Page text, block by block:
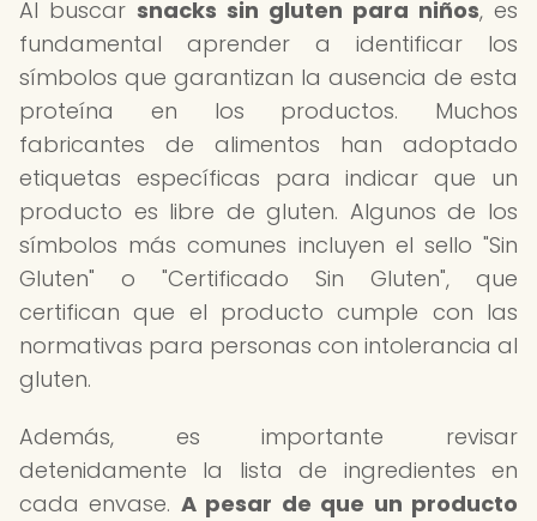
Al buscar snacks sin gluten para niños, es
fundamental aprender a identificar los
símbolos que garantizan la ausencia de esta
proteína en los productos. Muchos
fabricantes de alimentos han adoptado
etiquetas específicas para indicar que un
producto es libre de gluten. Algunos de los
símbolos más comunes incluyen el sello "Sin
Gluten" o "Certificado Sin Gluten", que
certifican que el producto cumple con las
normativas para personas con intolerancia al
gluten.
Además, es importante revisar
detenidamente la lista de ingredientes en
cada envase. A pesar de que un producto